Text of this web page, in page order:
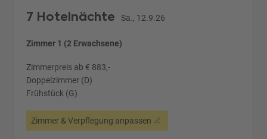
7 Hotelnächte Sa., 12.9.26
Zimmer 1 (2 Erwachsene)
Zimmerpreis ab € 883,-
Doppelzimmer (D)
Frühstück (G)
Zimmer & Verpflegung anpassen